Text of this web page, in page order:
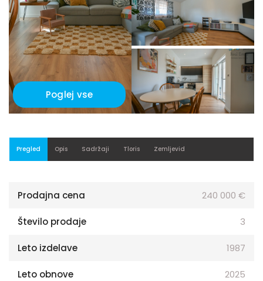
Poglej vse
Pregled Opis Sadržaji Tloris Zemljevid
Prodajna cena 240 000 €
Število prodaje 3
Leto izdelave 1987
Leto obnove 2025